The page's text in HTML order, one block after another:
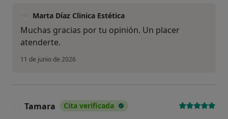
Marta Díaz Clinica Estética
Muchas gracias por tu opinión. Un placer
atenderte.
11 de junio de 2026
Tamara Cita verificada